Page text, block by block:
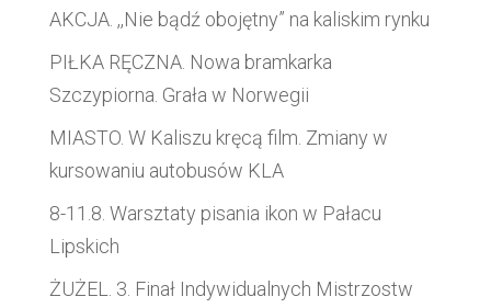
AKCJA. ,,Nie bądź obojętny” na kaliskim rynku
PIŁKA RĘCZNA. Nowa bramkarka
Szczypiorna. Grała w Norwegii
MIASTO. W Kaliszu kręcą film. Zmiany w
kursowaniu autobusów KLA
8-11.8. Warsztaty pisania ikon w Pałacu
Lipskich
ŻUŻEL. 3. Finał Indywidualnych Mistrzostw